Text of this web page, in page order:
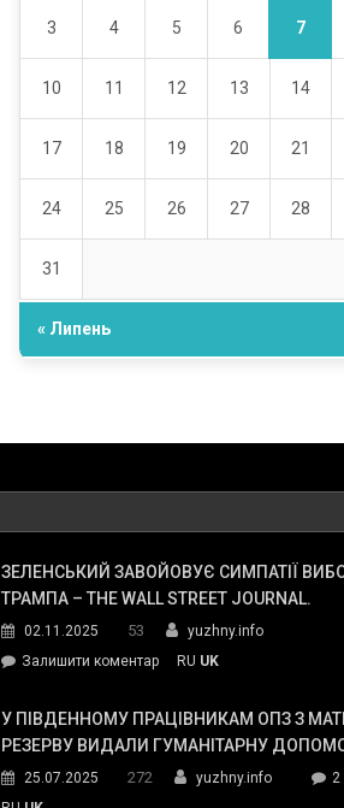
3 4 5 6 7
10 11 12 13 14
17 18 19 20 21
24 25 26 27 28
31
« Липень
ЗЕЛЕНСЬКИЙ ЗАВОЙОВУЄ СИМПАТІЇ
ТРАМПА – THE WALL STREET JOURNAL.
02.11.2025 53
yuzhny.info
Залишити коментарon
завойовує
симпатії
Трампа
RU UK
У ПІВДЕННОМУ ПРАЦІВНИКАМ ОПЗ З
РЕЗЕРВУ ВИДАЛИ ГУМАНІТАРНУ
25.07.2025 272 yuzhny.info 2